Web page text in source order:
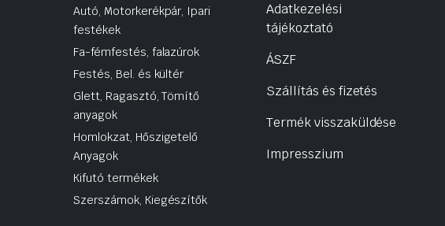
Autó, Motorkerékpár, Ipari
festékek
Fa-fémfestés, falazúrok
Festés, Bel. és kültér
Glett, Ragasztó, Tömítő
anyagok
Homlokzat, Hőszigetelő
Anyagok
Kifutó termékek
Szerszámok, Kiegészítők
Adatkezelési
tájékoztató
ÁSZF
Szállítás és fizetés
Termék visszaküldése
Impresszium